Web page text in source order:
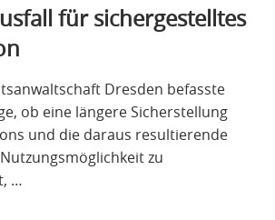
für sichergestelltes
Dresden befasste
ob eine längere Sicherstellung
und die daraus resultierende
zu
…